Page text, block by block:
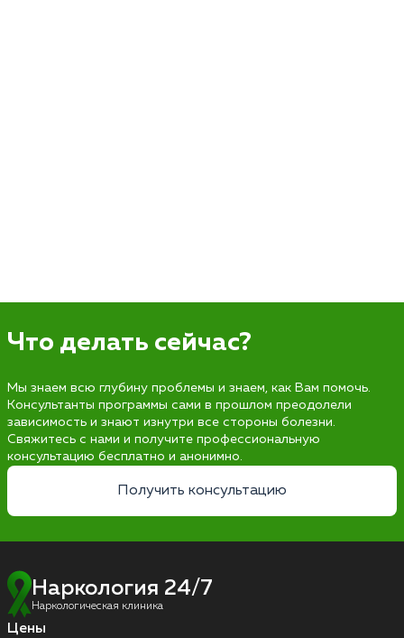
Что делать сейчас?
Мы знаем всю глубину проблемы и знаем, как Вам помочь.
Консультанты программы сами в прошлом преодолели
зависимость и знают изнутри все стороны болезни.
Свяжитесь с нами и получите профессиональную
консультацию бесплатно и анонимно.
Получить консультацию
Наркология 24/7
Наркологическая клиника
Цены